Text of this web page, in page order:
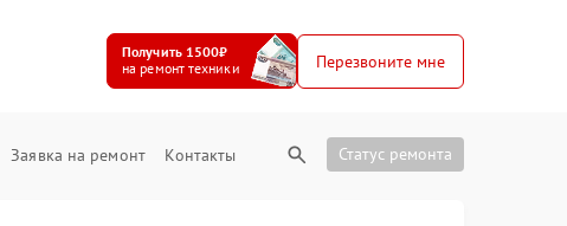
Получить 1500₽
на ремонт техники
Перезвоните мне
Заявка на ремонт Контакты Статус ремонта